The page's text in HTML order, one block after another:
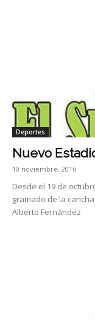
Deportes
Nuevo
10 noviembre, 2016
Desde el 19 de
gramado de la
Alberto Fernández